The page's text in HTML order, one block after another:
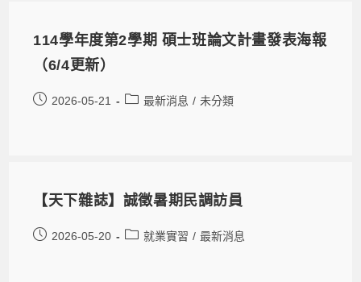
114學年度第2學期 碩士班論文計畫發表海報
（6/4更新）
2026-05-21 最新消息 / 未分類
【天下雜誌】誠徵暑期民調訪員
2026-05-20 就業實習 / 最新消息